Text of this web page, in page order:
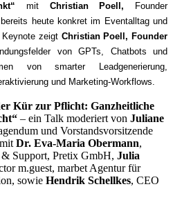
mit Christian Poell, Founder
heute konkret im Eventalltag und
zeigt Christian Poell, Founder
von GPTs, Chatbots und
von smarter Leadgenerierung,
und Marketing-Workflows.
Kür zur Pflicht: Ganzheitliche
– ein Talk moderiert von Juliane
und Vorstandsvorsitzende
Dr. Eva-Maria Obermann,
Support, Pretix GmbH, Julia
m.guest, marbet Agentur für
sowie Hendrik Schellkes, CEO